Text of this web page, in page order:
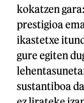
kokatzen
prestigioa
ikastetxe
gure egiten
sustantiboa